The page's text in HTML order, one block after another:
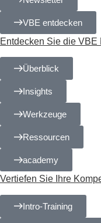
VBE entdecken
Entdecken Sie die VBE
Überblick
Insights
Werkzeuge
Ressourcen
academy
Vertiefen Sie Ihre
Intro-Training